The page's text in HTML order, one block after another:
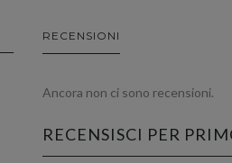
RECENSIONI
Ancora non ci sono recensioni.
RECENSISCI PER